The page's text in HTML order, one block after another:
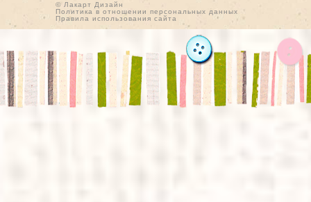
© Лакарт Дизайн
Политика в отношении персональных данных
Правила использования сайта